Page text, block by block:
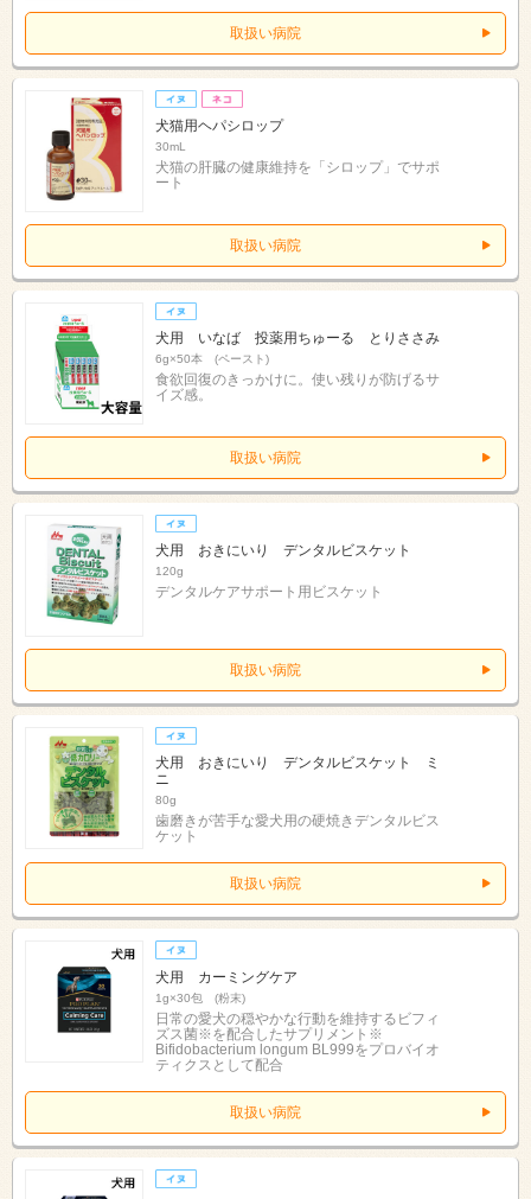
取扱い病院
犬猫用ヘパシロップ
30mL
犬猫の肝臓の健康維持を「シロップ」でサポ
ート
取扱い病院
犬用 いなば 投薬用ちゅーる とりささみ
6g×50本 (ペースト)
食欲回復のきっかけに。使い残りが防げるサ
イズ感。
取扱い病院
犬用 おきにいり デンタルビスケット
120g
デンタルケアサポート用ビスケット
取扱い病院
犬用 おきにいり デンタルビスケット ミ
ニ
80g
歯磨きが苦手な愛犬用の硬焼きデンタルビス
ケット
取扱い病院
犬用 カーミングケア
1g×30包 (粉末)
日常の愛犬の穏やかな行動を維持するビフィ
ズス菌※を配合したサプリメント※
Bifidobacterium longum BL999をプロバイオ
ティクスとして配合
取扱い病院